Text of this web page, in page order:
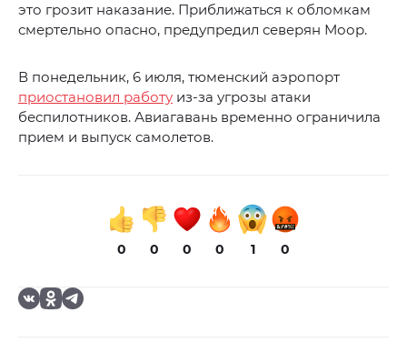
это грозит наказание. Приближаться к обломкам
смертельно опасно, предупредил северян Моор.
В понедельник, 6 июля, тюменский аэропорт
приостановил работу из-за угрозы атаки
беспилотников. Авиагавань временно ограничила
прием и выпуск самолетов.
0 0 0 0 1 0